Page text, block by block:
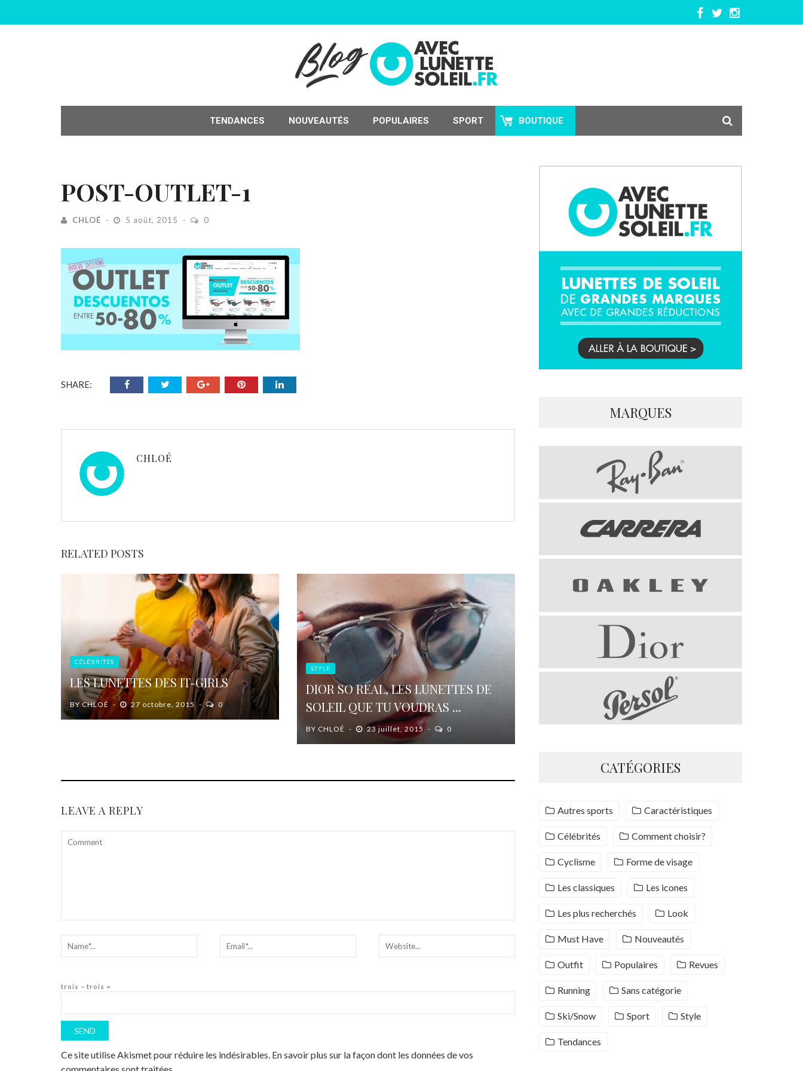
TENDANCES NOUVEAUTÉS POPULAIRES SPORT BOUTIQUE
POST-OUTLET-1
CHLOÉ 5 août, 2015 0
SHARE:
CHLOÉ
RELATED POSTS
CÉLÉBRITÉS
LES LUNETTES DES IT-GIRLS
BYCHLOÉ 27 octobre, 2015 0
STYLE
DIOR SO REAL, LES LUNETTES DE
SOLEIL QUE TU VOUDRAS ...
BY CHLOÉ 23 juillet, 2015 0
LEAVE A REPLY
trois − trois =
Ce site utilise Akismet pour réduire les indésirables. En savoir plus sur la façon dont les données de vos
commentaires sont traitées
MARQUES
CATÉGORIES
Autres sports Caractéristiques
Célébrités Comment choisir?
Cyclisme Forme de visage
Les classiques Les icones
Les plus recherchés Look
Must Have Nouveautés
Outfit Populaires Revues
Running Sans catégorie
Ski/Snow Sport Style
Tendances